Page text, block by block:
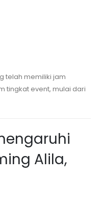
telah memiliki jam
tingkat event, mulai dari
Alila,